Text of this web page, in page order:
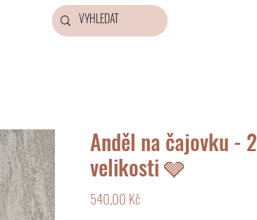
Anděl na čajovku - 2
velikosti 🩶
540,00 KčCena